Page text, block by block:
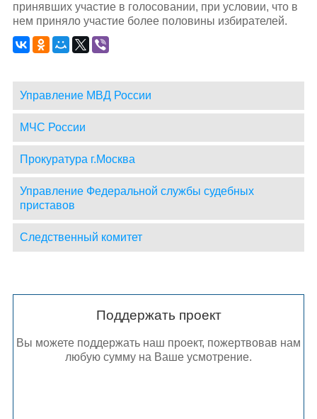
принявших участие в голосовании, при условии, что в
нем приняло участие более половины избирателей.
Управление МВД России
МЧС России
Прокуратура г.Москва
Управление Федеральной службы судебных
приставов
Следственный комитет
Поддержать проект
Вы можете поддержать наш проект, пожертвовав нам
любую сумму на Ваше усмотрение.